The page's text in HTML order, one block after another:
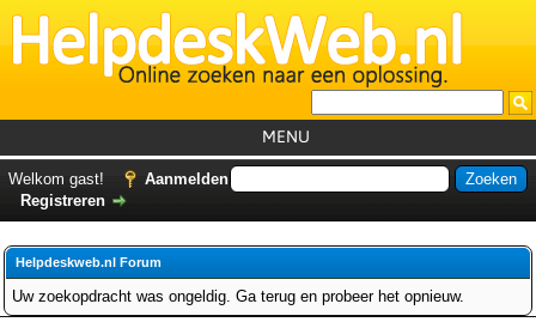
MENU
Helpdesks
Welkom gast!
Aanmelden
Registreren
Helpdeskweb.nl Forum
Uw zoekopdracht was ongeldig. Ga terug en probeer het opnieuw.